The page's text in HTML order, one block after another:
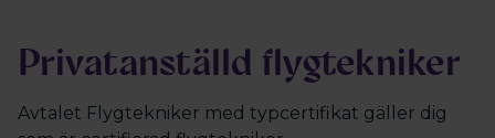
Privatanställd flygtekniker
Avtalet Flygtekniker med typcertifikat gäller dig